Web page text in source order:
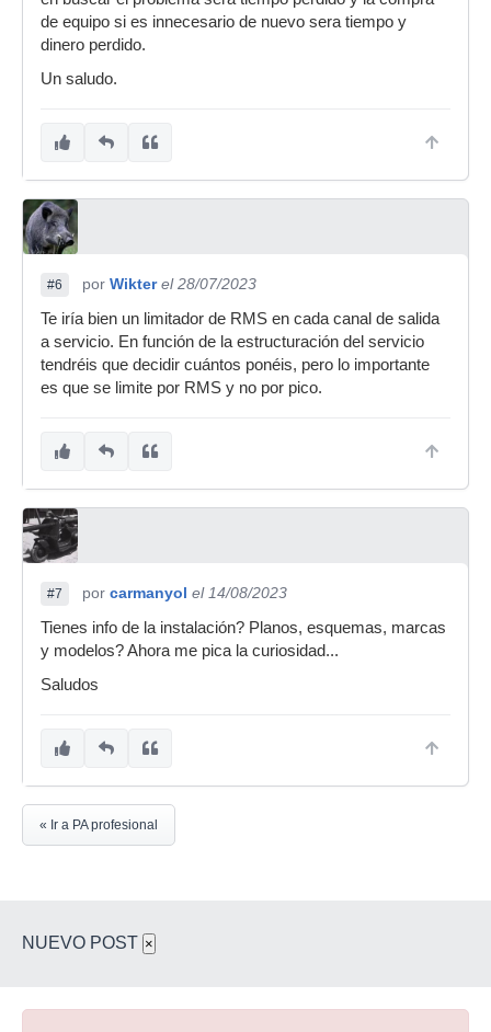
de equipo si es innecesario de nuevo sera tiempo y
dinero perdido.
Un saludo.
#6 por Wikter el 28/07/2023
Te iría bien un limitador de RMS en cada canal de salida
a servicio. En función de la estructuración del servicio
tendréis que decidir cuántos ponéis, pero lo importante
es que se limite por RMS y no por pico.
#7 por carmanyol el 14/08/2023
Tienes info de la instalación? Planos, esquemas, marcas
y modelos? Ahora me pica la curiosidad...
Saludos
« Ir a PA profesional
NUEVO POST ×